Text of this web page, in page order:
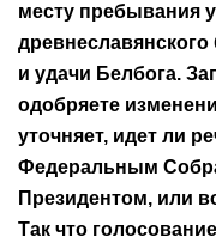
месту пребывания
древнеславянского
и удачи Белбога.
одобряете
уточняет, идет ли
Федеральным
Президентом, или
Так что